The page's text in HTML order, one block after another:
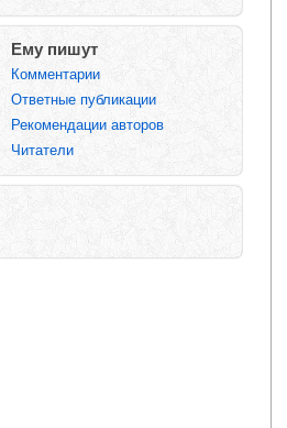
Ему пишут
Комментарии
Ответные публикации
Рекомендации авторов
Читатели